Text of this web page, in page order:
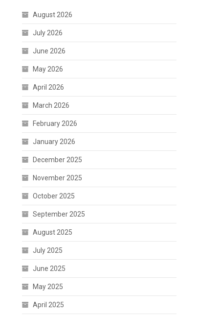
August 2026
July 2026
June 2026
May 2026
April 2026
March 2026
February 2026
January 2026
December 2025
November 2025
October 2025
September 2025
August 2025
July 2025
June 2025
May 2025
April 2025